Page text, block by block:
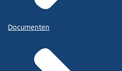
Documenten